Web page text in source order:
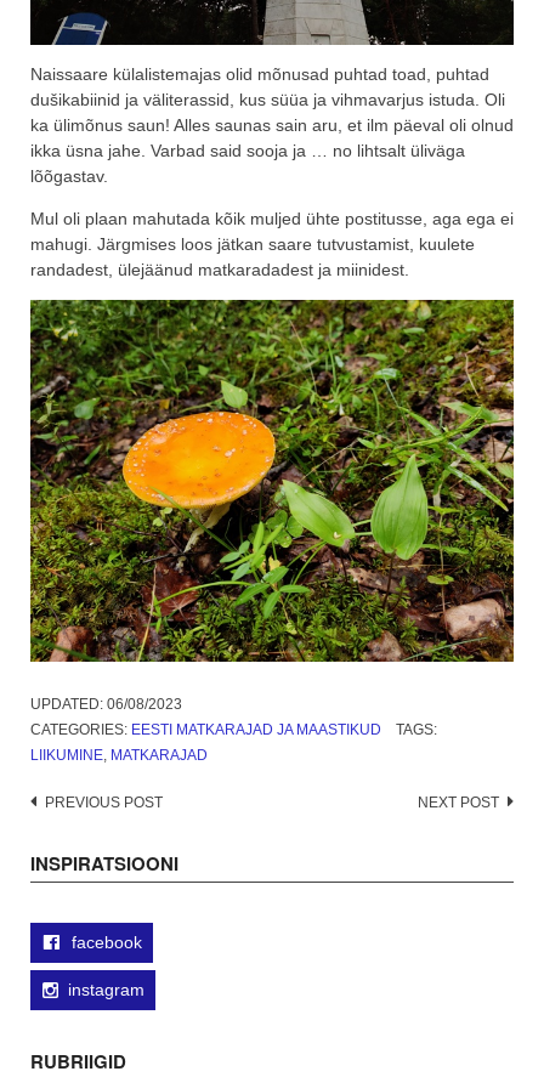
Naissaare külalistemajas olid mõnusad puhtad toad, puhtad
dušikabiinid ja väliterassid, kus süüa ja vihmavarjus istuda. Oli
ka ülimõnus saun! Alles saunas sain aru, et ilm päeval oli olnud
ikka üsna jahe. Varbad said sooja ja … no lihtsalt üliväga
lõõgastav.
Mul oli plaan mahutada kõik muljed ühte postitusse, aga ega ei
mahugi. Järgmises loos jätkan saare tutvustamist, kuulete
randadest, ülejäänud matkaradadest ja miinidest.
UPDATED: 06/08/2023
CATEGORIES: EESTI MATKARAJAD JA MAASTIKUD
TAGS:
LIIKUMINE, MATKARAJAD
Post
PREVIOUS POST NEXT POST
INSPIRATSIOONI
facebook
instagram
RUBRIIGID